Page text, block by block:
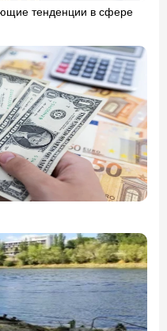
тенденции в сфере